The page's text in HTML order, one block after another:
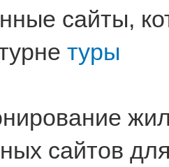
сайты,
туры
сайтов